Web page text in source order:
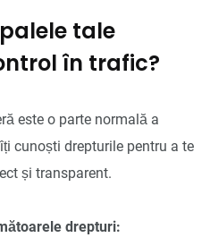
tale
în trafic?
este o parte normală a
cunoști drepturile pentru a te
și transparent.
drepturi: